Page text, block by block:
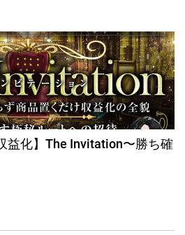
益化】The Invitation〜勝ち確